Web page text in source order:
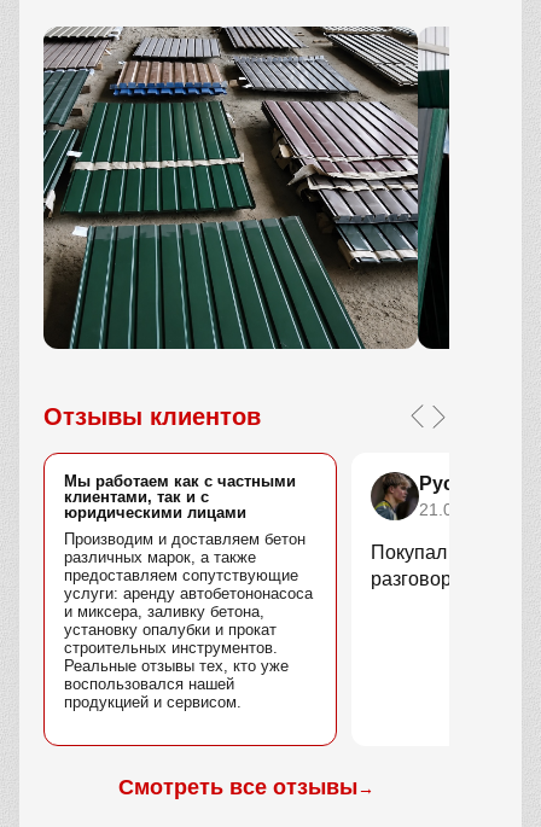
Отзывы клиентов
Мы работаем как с частными
клиентами, так и с
юридическими лицами
Производим и доставляем бетон
различных марок, а также
предоставляем сопутствующие
услуги: аренду автобетононасоса
и миксера, заливку бетона,
установку опалубки и прокат
строительных инструментов.
Реальные отзывы тех, кто уже
воспользовался нашей
продукцией и сервисом.
Руслан
21.02.2026
Покупал
разговоров.
Смотреть все отзывы→